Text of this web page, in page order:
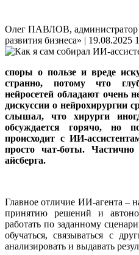
Олег ПАВЛОВ, администратор
развития бизнеса» | 19.08.2025
споры о пользе и вреде
странно, потому что
нейросетей обладают очень
дискуссии о нейрохирургии
слышал, что хирурги
обсуждается горячо, но
происходит с ИИ-
просто чат-боты.
айсберга.
Главное отличие ИИ-агента –
принятию решений и
работать по заданному
обучаться, связываться с
анализировать и выдавать